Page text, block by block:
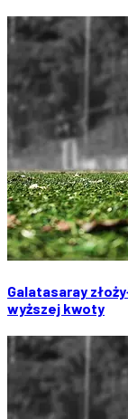
Galatasaray
wyższej kwoty